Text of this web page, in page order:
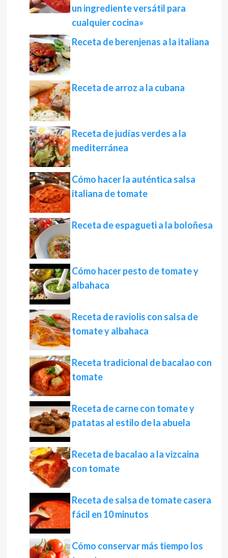
un ingrediente versátil para
cualquier cocina»
Receta de berenjenas a la italiana
Receta de arroz a la cubana
Receta de judías verdes a la
mediterránea
Cómo hacer la auténtica salsa
italiana de tomate
Receta de espagueti a la boloñesa
Cómo hacer pesto de tomate y
albahaca
Receta de raviolis con salsa de
tomate y albahaca
Receta tradicional de bacalao con
tomate
Receta de carne con tomate y
patatas al estilo de la abuela
Receta de bacalao a la vizcaina
con tomate
Receta de salsa de tomate casera
fácil en 10 minutos
Cómo conservar más tiempo los